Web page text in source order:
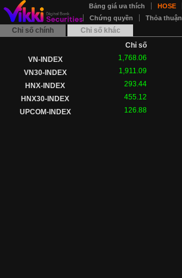
Bảng giá ưa thích HOSE
Chứng quyền
Thỏa thuận
Chỉ số chính
Chỉ số khác
Chỉ số
VN-INDEX
1,768.06
VN30-INDEX
1,911.09
HNX-INDEX
293.44
HNX30-INDEX
455.12
UPCOM-INDEX
126.88